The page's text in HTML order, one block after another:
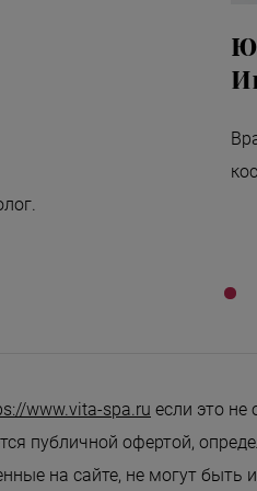
www.vita-spa.ru если это не
публичной офертой,
на сайте, не могут быть